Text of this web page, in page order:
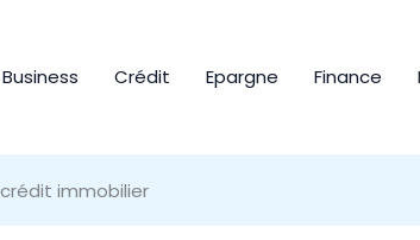
Business Crédit Epargne Finance
immobilier